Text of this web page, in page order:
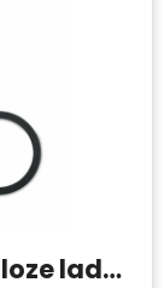
ADIA - Magnetische draadloze lader 15W